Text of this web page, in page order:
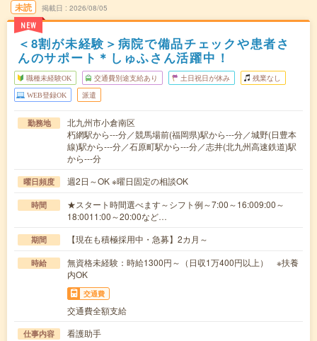
未読
NEW
掲載日 2026/08/05
＜8割が未経験＞病院で備品チェックや患者さ
んのサポート＊しゅふさん活躍中！
職種未経験OK 交通費別途支給あり 土日祝日が休み 残業なし
WEB登録OK 派遣
勤務地
北九州市小倉南区
朽網駅から---分／競馬場前(福岡県)駅から---分／城野(日豊本
線)駅から---分／石原町駅から---分／志井(北九州高速鉄道)駅
から---分
曜日頻度 週2日～OK ※曜日固定の相談OK
時間
★スタート時間選べます～シフト例～7:00～16:009:00～
18:0011:00～20:00など…
期間 【現在も積極採用中・急募】2カ月～
時給
無資格未経験：時給1300円～（日収1万400円以上） ※扶養
内OK
交通費
交通費全額支給
仕事内容
看護助手